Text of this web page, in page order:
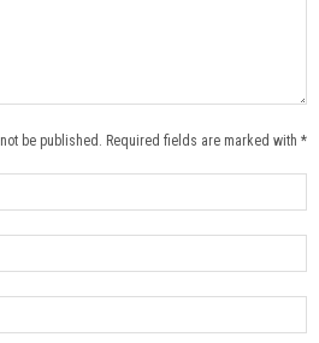
be published. Required fields are marked with *